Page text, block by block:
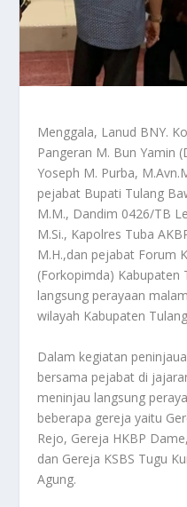
Menggala, Lanud BNY.
Pangeran M. Bun Yamin
Yoseph M. Purba,
pejabat Bupati Tulang
M.M., Dandim 0426/TB
M.Si., Kapolres Tuba
M.H.,dan pejabat Forum
(Forkopimda) Kabupaten
langsung perayaan
wilayah Kabupaten
Dalam kegiatan
bersama pejabat di
meninjau langsung
beberapa gereja yaitu
Rejo, Gereja HKBP
dan Gereja KSBS Tugu
Agung.